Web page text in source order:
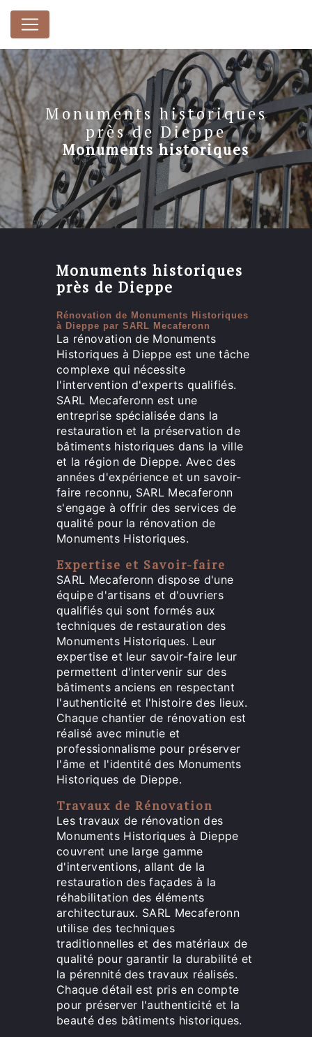
Monuments historiques
près de Dieppe
Monuments historiques
Monuments historiques
près de Dieppe
Rénovation de Monuments Historiques
à Dieppe par SARL Mecaferonn
La rénovation de Monuments
Historiques à Dieppe est une tâche
complexe qui nécessite
l'intervention d'experts qualifiés.
SARL Mecaferonn est une
entreprise spécialisée dans la
restauration et la préservation de
bâtiments historiques dans la ville
et la région de Dieppe. Avec des
années d'expérience et un savoir-
faire reconnu, SARL Mecaferonn
s'engage à offrir des services de
qualité pour la rénovation de
Monuments Historiques.
Expertise et Savoir-faire
SARL Mecaferonn dispose d'une
équipe d'artisans et d'ouvriers
qualifiés qui sont formés aux
techniques de restauration des
Monuments Historiques. Leur
expertise et leur savoir-faire leur
permettent d'intervenir sur des
bâtiments anciens en respectant
l'authenticité et l'histoire des lieux.
Chaque chantier de rénovation est
réalisé avec minutie et
professionnalisme pour préserver
l'âme et l'identité des Monuments
Historiques de Dieppe.
Travaux de Rénovation
Les travaux de rénovation des
Monuments Historiques à Dieppe
couvrent une large gamme
d'interventions, allant de la
restauration des façades à la
réhabilitation des éléments
architecturaux. SARL Mecaferonn
utilise des techniques
traditionnelles et des matériaux de
qualité pour garantir la durabilité et
la pérennité des travaux réalisés.
Chaque détail est pris en compte
pour préserver l'authenticité et la
beauté des bâtiments historiques.
Panneau de gestion des cookies